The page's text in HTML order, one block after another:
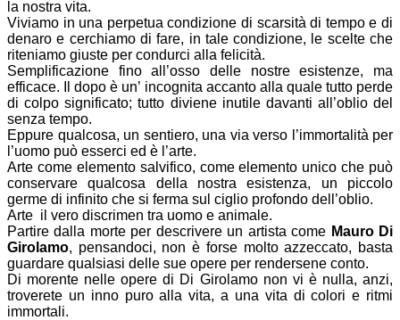
la nostra vita.
Viviamo in una perpetua condizione di scarsità di tempo e di
denaro e cerchiamo di fare, in tale condizione, le scelte che
riteniamo giuste per condurci alla felicità.
Semplificazione fino all’osso delle nostre esistenze, ma
efficace. Il dopo è un’ incognita accanto alla quale tutto perde
di colpo significato; tutto diviene inutile davanti all’oblio del
senza tempo.
Eppure qualcosa, un sentiero, una via verso l’immortalità per
l’uomo può esserci ed è l’arte.
Arte come elemento salvifico, come elemento unico che può
conservare qualcosa della nostra esistenza, un piccolo
germe di infinito che si ferma sul ciglio profondo dell’oblio.
Arte il vero discrimen tra uomo e animale.
Partire dalla morte per descrivere un artista come Mauro Di
Girolamo, pensandoci, non è forse molto azzeccato, basta
guardare qualsiasi delle sue opere per rendersene conto.
Di morente nelle opere di Di Girolamo non vi è nulla, anzi,
troverete un inno puro alla vita, a una vita di colori e ritmi
immortali.